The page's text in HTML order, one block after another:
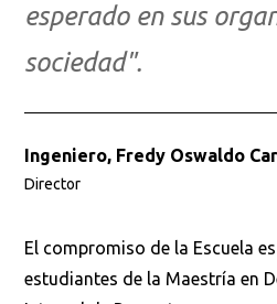
esperado en sus
sociedad".
Ingeniero, Fredy Oswaldo
Director
El compromiso de la Escuela
estudiantes de la Maestría en